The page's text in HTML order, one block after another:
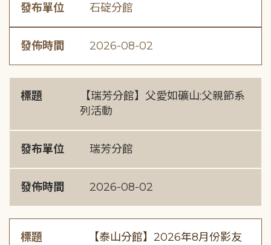
發布單位 石碇分館
發佈時間 2026-08-02
標題
【瑞芳分館】父愛如礦山:父親節系
列活動
發布單位 瑞芳分館
發佈時間 2026-08-02
標題
【泰山分館】2026年8月份影友